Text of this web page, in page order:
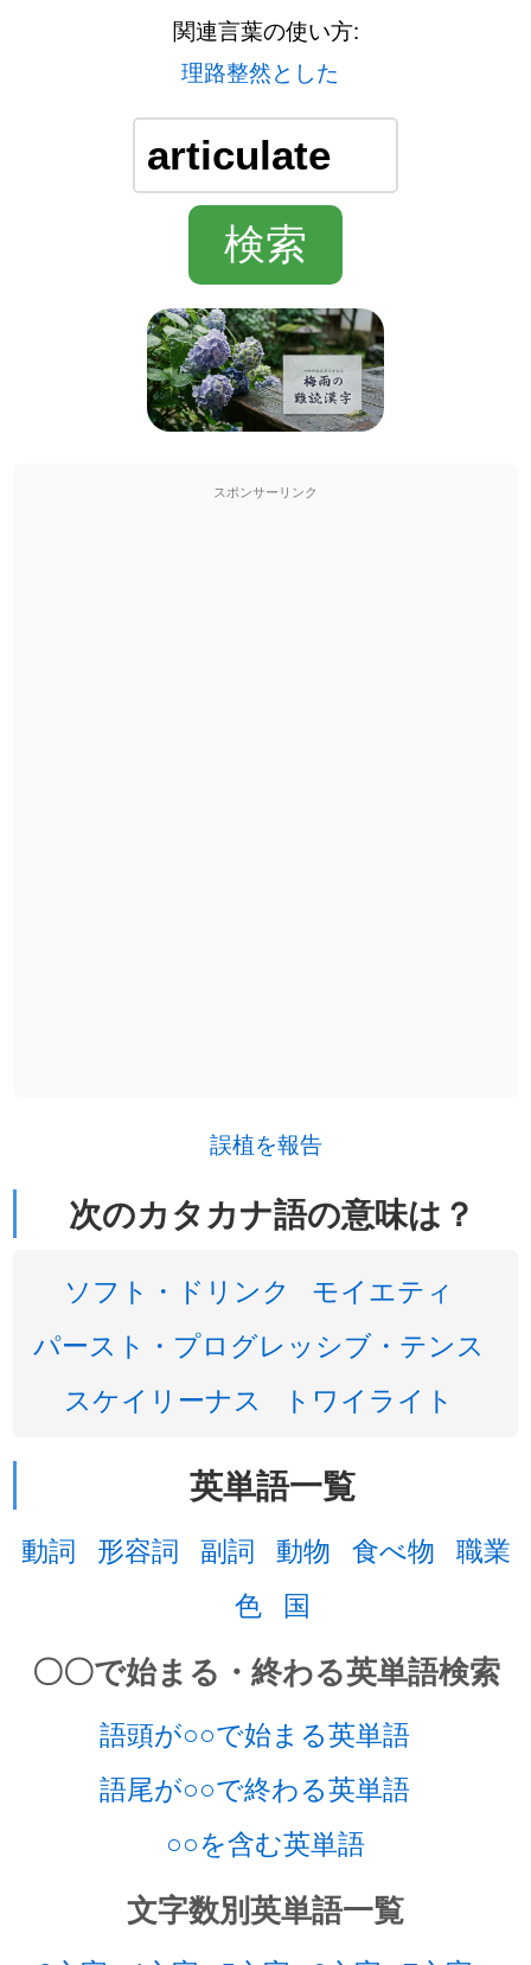
関連言葉の使い方:
理路整然とした
スポンサーリンク
誤植を報告
次のカタカナ語の意味は？
ソフト・ドリンク
モイエティ
パースト・プログレッシブ・テンス
スケイリーナス
トワイライト
英単語一覧
動詞 形容詞 副詞 動物 食べ物 職業
色 国
〇〇で始まる・終わる英単語検索
語頭が○○で始まる英単語
語尾が○○で終わる英単語
○○を含む英単語
文字数別英単語一覧